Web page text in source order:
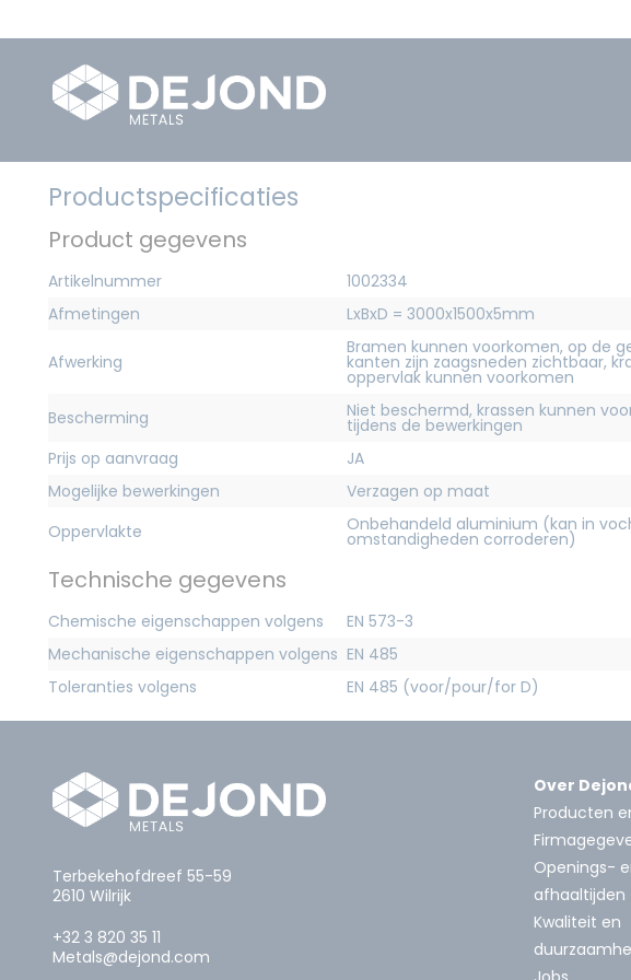
Productspecificaties
Product gegevens
Artikelnummer
1002334
Afmetingen
LxBxD = 3000x1500x5mm
Afwerking
Bramen kunnen voorkomen, op de
kanten zijn zaagsneden zichtbaar,
oppervlak kunnen voorkomen
Bescherming
Niet beschermd, krassen kunnen
tijdens de bewerkingen
Prijs op aanvraag
JA
Mogelijke bewerkingen
Verzagen op maat
Oppervlakte
Onbehandeld aluminium (kan in
omstandigheden corroderen)
Technische gegevens
Chemische eigenschappen volgens
EN 573-3
Mechanische eigenschappen volgens EN 485
Toleranties volgens
EN 485 (voor/pour/for D)
Terbekehofdreef 55-59
2610 Wilrijk
+32 3 820 35 11
Metals@dejond.com
Over
Producten
Openings-
afhaaltijden
Kwaliteit en